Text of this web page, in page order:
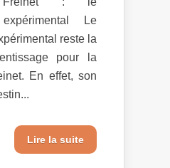
Le
reste la
pour la
En effet, son
Lire la suite